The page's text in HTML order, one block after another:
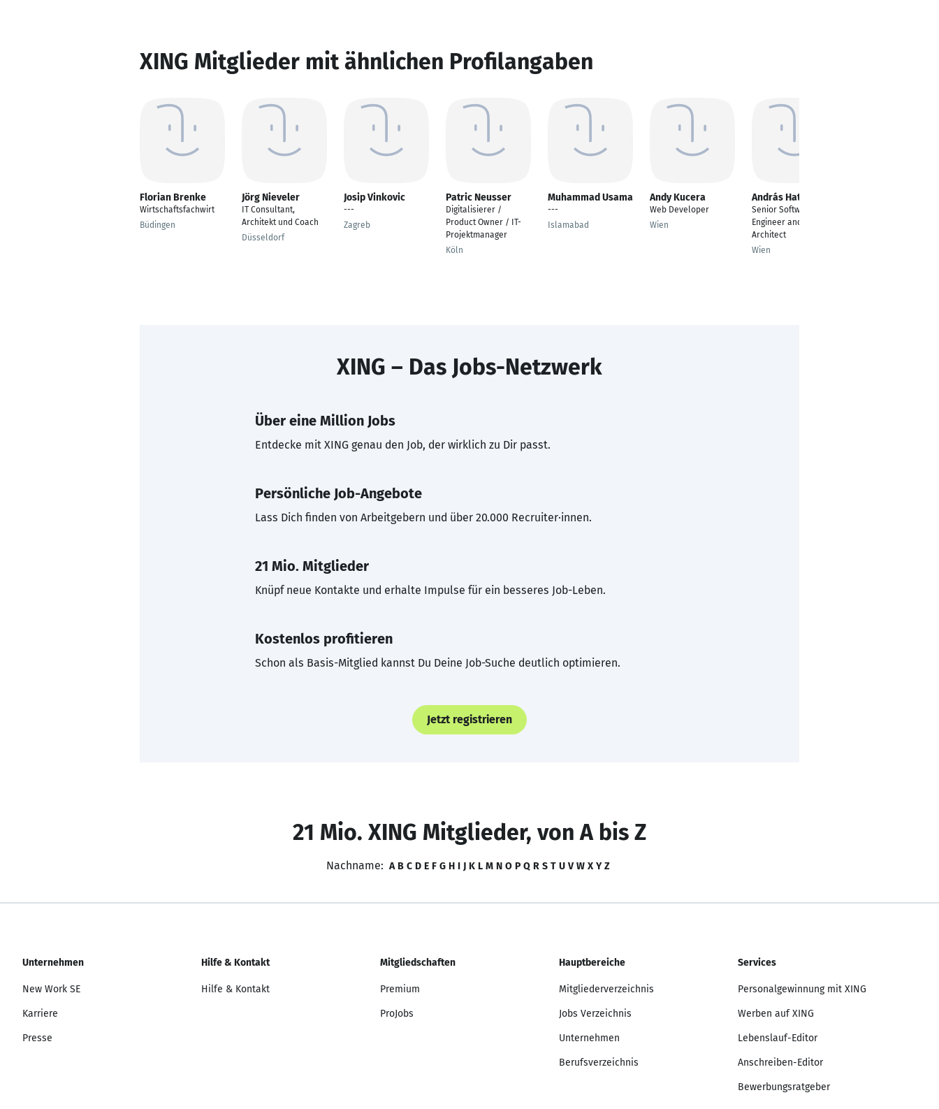
XING Mitglieder mit ähnlichen Profilangaben
Florian Brenke
Wirtschaftsfachwirt
Büdingen
Jörg Nieveler
IT Consultant,
Architekt und Coach
Düsseldorf
Josip Vinkovic
---
Zagreb
Patric Neusser
Digitalisierer /
Product Owner / IT-
Projektmanager
Köln
Muhammad Usama
---
Islamabad
Andy Kucera
Web Developer
Wien
András Hatvani
Senior Software
Engineer and
Architect
Wien
XING – Das Jobs-Netzwerk
Über eine Million Jobs
Entdecke mit XING genau den Job, der wirklich zu Dir passt.
Persönliche Job-Angebote
Lass Dich finden von Arbeitgebern und über 20.000 Recruiter·innen.
21 Mio. Mitglieder
Knüpf neue Kontakte und erhalte Impulse für ein besseres Job-Leben.
Kostenlos profitieren
Schon als Basis-Mitglied kannst Du Deine Job-Suche deutlich optimieren.
Jetzt registrieren
21 Mio. XING Mitglieder, von A bis Z
Nachname: A B C D E F G H I J K L M N O P Q R S T U V W X Y Z
Unternehmen
New Work SE
Karriere
Presse
Hilfe & Kontakt
Hilfe & Kontakt
Mitgliedschaften
Premium
ProJobs
Hauptbereiche
Mitgliederverzeichnis
Jobs Verzeichnis
Unternehmen
Berufsverzeichnis
Services
Personalgewinnung mit XING
Werben auf XING
Lebenslauf-Editor
Anschreiben-Editor
Bewerbungsratgeber